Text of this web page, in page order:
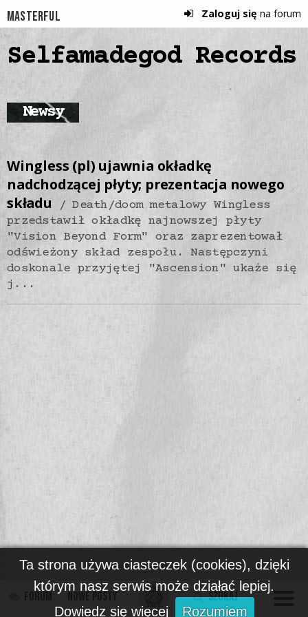
Masterful Zaloguj się na forum
Selfamadegod Records
Newsy
Wingless (pl) ujawnia okładkę
nadchodzącej płyty; prezentacja nowego
składu
Death/doom metalowy Wingless
przedstawił okładkę najnowszej płyty
"Vision Beyond Form" oraz zaprezentował
odświeżony skład zespołu. Następczyni
doskonale przyjętej "Ascension" ukaże się
j...
Szukaj
Ta strona używa ciasteczek (cookies), dzięki
którym nasz serwis może działać lepiej.
Dowiedz się więcej
Rozumiem